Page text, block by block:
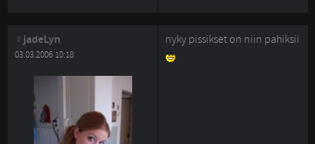
jadeLyn
03.03.2006 10:18
nyky pissikset on niin pahiksii